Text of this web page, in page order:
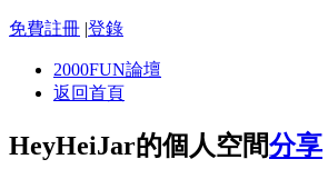
免費註冊 |登錄
2000FUN論壇
返回首頁
HeyHeiJar的個人空間分享